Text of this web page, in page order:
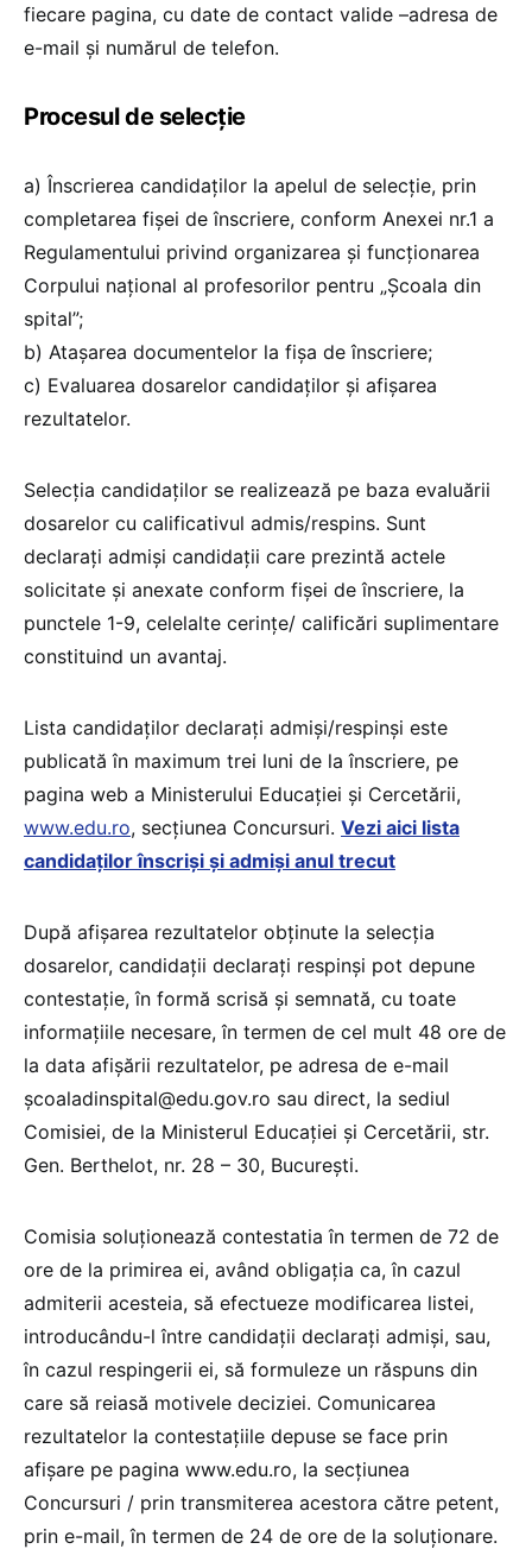
fiecare pagina, cu date de contact valide –adresa de
e-mail și numărul de telefon.
Procesul de selecție
a) Înscrierea candidaţilor la apelul de selecţie, prin
completarea fişei de înscriere, conform Anexei nr.1 a
Regulamentului privind organizarea și funcționarea
Corpului național al profesorilor pentru „Școala din
spital”;
b) Atașarea documentelor la fișa de înscriere;
c) Evaluarea dosarelor candidaților și afișarea
rezultatelor.
Selecţia candidaţilor se realizează pe baza evaluării
dosarelor cu calificativul admis/respins. Sunt
declarați admiși candidații care prezintă actele
solicitate și anexate conform fișei de înscriere, la
punctele 1-9, celelalte cerințe/ calificări suplimentare
constituind un avantaj.
Lista candidaților declarați admiși/respinși este
publicată în maximum trei luni de la înscriere, pe
pagina web a Ministerului Educației și Cercetării,
www.edu.ro, secțiunea Concursuri. Vezi aici lista
candidaților înscriși și admiși anul trecut
După afişarea rezultatelor obţinute la selecţia
dosarelor, candidații declaraţi respinşi pot depune
contestaţie, în formă scrisă şi semnată, cu toate
informaţiile necesare, în termen de cel mult 48 ore de
la data afişării rezultatelor, pe adresa de e-mail
școaladinspital@edu.gov.ro sau direct, la sediul
Comisiei, de la Ministerul Educației și Cercetării, str.
Gen. Berthelot, nr. 28 – 30, București.
Comisia soluționează contestatia în termen de 72 de
ore de la primirea ei, având obligaţia ca, în cazul
admiterii acesteia, să efectueze modificarea listei,
introducându-l între candidaţii declaraţi admişi, sau,
în cazul respingerii ei, să formuleze un răspuns din
care să reiasă motivele deciziei. Comunicarea
rezultatelor la contestaţiile depuse se face prin
afişare pe pagina www.edu.ro, la secțiunea
Concursuri / prin transmiterea acestora către petent,
prin e-mail, în termen de 24 de ore de la soluţionare.